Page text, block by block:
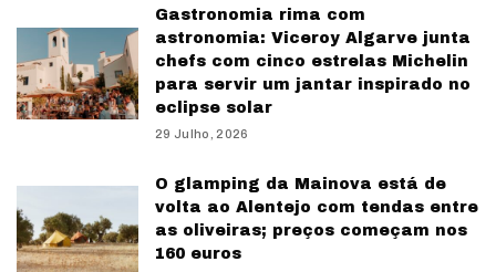
Gastronomia rima com
astronomia: Viceroy Algarve junta
chefs com cinco estrelas Michelin
para servir um jantar inspirado no
eclipse solar
29 Julho, 2026
O glamping da Mainova está de
volta ao Alentejo com tendas entre
as oliveiras; preços começam nos
160 euros